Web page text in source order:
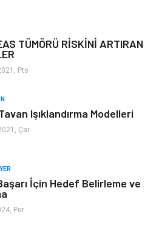
Genel Kültür
Müzik
TÜMÖRÜ RİSKİNİ ARTIRAN
Pts
Işıklandırma Modelleri
Çar
İçin Hedef Belirleme ve
Per